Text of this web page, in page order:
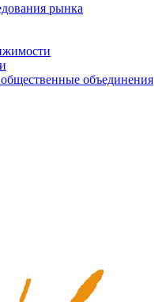
рынка
объединения